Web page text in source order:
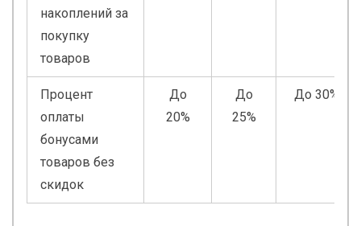
накоплений за
покупку
товаров
Процент
оплаты
бонусами
товаров без
скидок
До
20%
До
25%
До 30%